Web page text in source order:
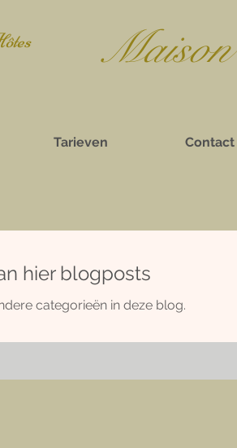
Mais
Tarieven Contact
hier blogposts
categorieën in deze blog.